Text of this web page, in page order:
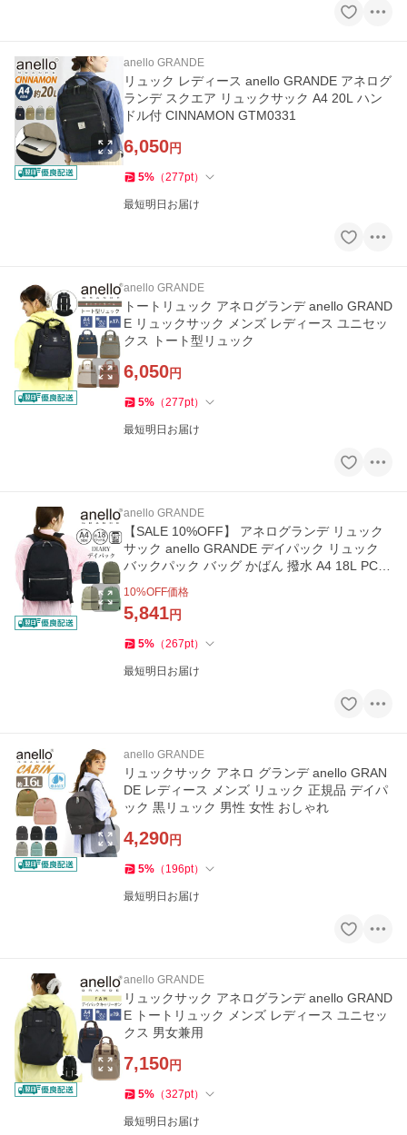
anello GRANDE
リュック レディース anello GRANDE アネログ
ランデ スクエア リュックサック A4 20L ハン
ドル付 CINNAMON GTM0331
6,050円
5% （277pt）
最短明日お届け
anello GRANDE
トートリュック アネログランデ anello GRAND
E リュックサック メンズ レディース ユニセッ
クス トート型リュック
6,050円
5% （277pt）
最短明日お届け
anello GRANDE
【SALE 10%OFF】 アネログランデ リュック
サック anello GRANDE デイパック リュック
バックパック バッグ かばん 撥水 A4 18L PC
10%OFF価格
5,841円
5% （267pt）
最短明日お届け
anello GRANDE
リュックサック アネロ グランデ anello GRAN
DE レディース メンズ リュック 正規品 デイパ
ック 黒リュック 男性 女性 おしゃれ
4,290円
5% （ 196pt）
最短明日お届け
anello GRANDE
リュックサック アネログランデ anello GRAND
E トートリュック メンズ レディース ユニセッ
クス 男女兼用
7,150円
5% （327pt）
最短明日お届け